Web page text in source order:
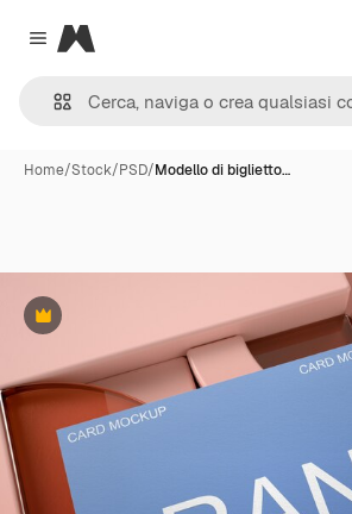
Close menu
Magnific
Home/Stock/PSD/Modello di biglietto…
Premium